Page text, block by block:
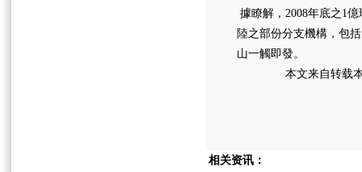
據瞭解，2008年底之1
陸之部份分支機構，包
山一觸即發。
本文来自转载本
相关资讯：